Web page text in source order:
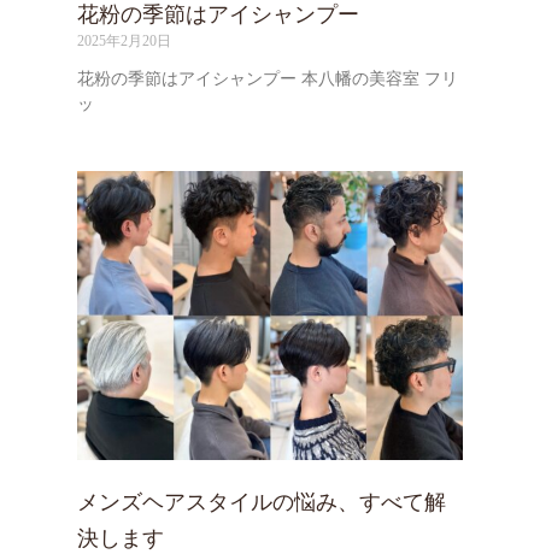
花粉の季節はアイシャンプー
2025年2月20日
花粉の季節はアイシャンプー 本八幡の美容室 フリ
ッ
メンズヘアスタイルの悩み、すべて解
決します